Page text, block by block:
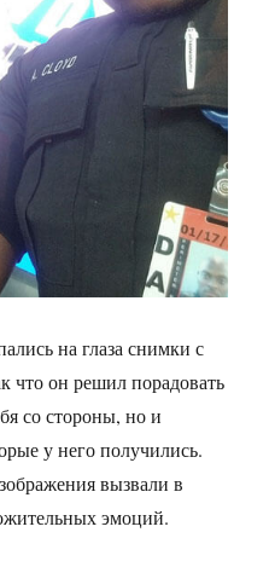
на глаза снимки с
что он решил порадовать
со стороны, но и
у него получились.
вызвали в
эмоций.